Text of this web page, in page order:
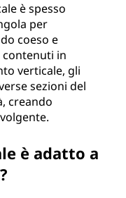
è spesso
per
coeso e
in
verticale, gli
sezioni del
creando
è adatto a